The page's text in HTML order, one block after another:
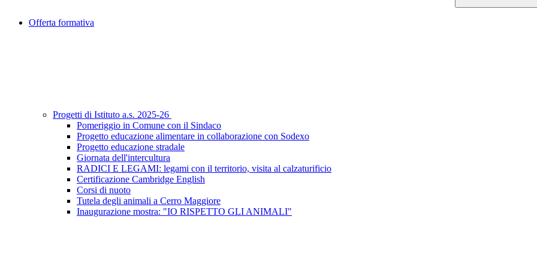
Offerta formativa
Progetti di Istituto a.s. 2025-26
Pomeriggio in Comune con il Sindaco
Progetto educazione alimentare in collaborazione con Sodexo
Progetto educazione stradale
Giornata dell'intercultura
RADICI E LEGAMI: legami con il territorio, visita al calzaturificio
Certificazione Cambridge English
Corsi di nuoto
Tutela degli animali a Cerro Maggiore
Inaugurazione mostra: "IO RISPETTO GLI ANIMALI"